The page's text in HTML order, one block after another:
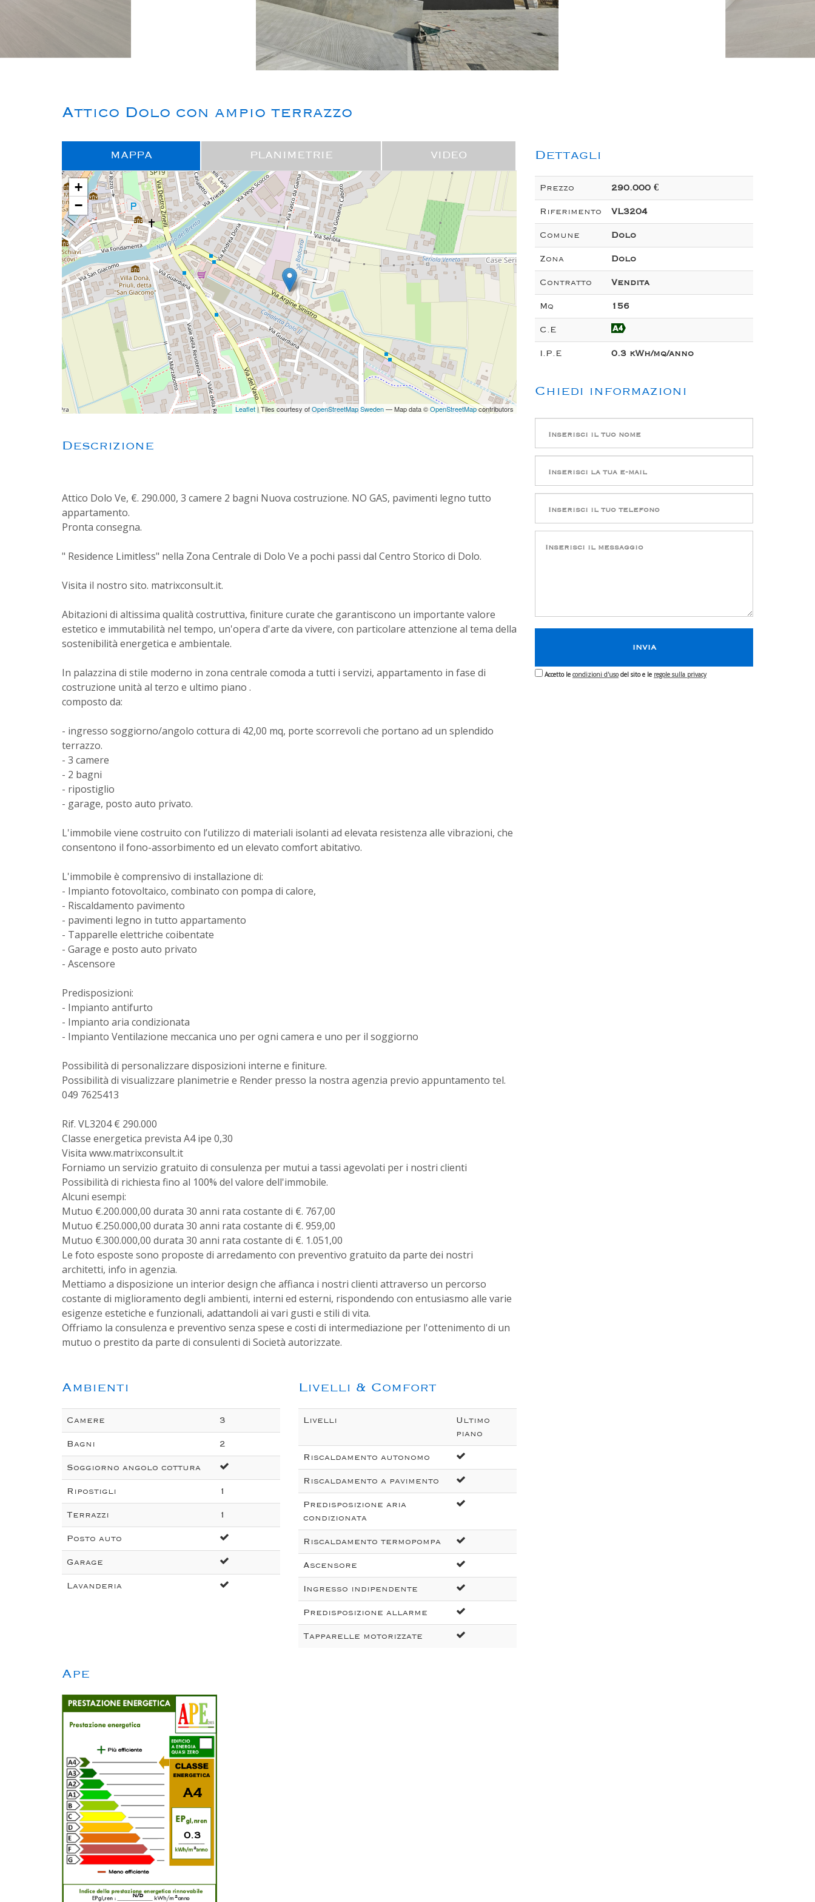
Attico Dolo con ampio terrazzo
MAPPA PLANIMETRIE VIDEO
+
−
Leaflet| Tiles courtesy ofOpenStreetMap Sweden— Map data ©OpenStreetMapcontributors
Descrizione
Attico Dolo Ve, €. 290.000, 3 camere 2 bagni Nuova costruzione. NO GAS, pavimenti legno tutto
appartamento.
Pronta consegna.
" Residence Limitless" nella Zona Centrale di Dolo Ve a pochi passi dal Centro Storico di Dolo.
Visita il nostro sito. matrixconsult.it.
Abitazioni di altissima qualità costruttiva, finiture curate che garantiscono un importante valore
estetico e immutabilità nel tempo, un'opera d'arte da vivere, con particolare attenzione al tema della
sostenibilità energetica e ambientale.
In palazzina di stile moderno in zona centrale comoda a tutti i servizi, appartamento in fase di
costruzione unità al terzo e ultimo piano .
composto da:
- ingresso soggiorno/angolo cottura di 42,00 mq, porte scorrevoli che portano ad un splendido
terrazzo.
- 3 camere
- 2 bagni
- ripostiglio
- garage, posto auto privato.
L'immobile viene costruito con l’utilizzo di materiali isolanti ad elevata resistenza alle vibrazioni, che
consentono il fono-assorbimento ed un elevato comfort abitativo.
L'immobile è comprensivo di installazione di:
- Impianto fotovoltaico, combinato con pompa di calore,
- Riscaldamento pavimento
- pavimenti legno in tutto appartamento
- Tapparelle elettriche coibentate
- Garage e posto auto privato
- Ascensore
Predisposizioni:
- Impianto antifurto
- Impianto aria condizionata
- Impianto Ventilazione meccanica uno per ogni camera e uno per il soggiorno
Possibilità di personalizzare disposizioni interne e finiture.
Possibilità di visualizzare planimetrie e Render presso la nostra agenzia previo appuntamento tel.
049 7625413
Rif. VL3204 € 290.000
Classe energetica prevista A4 ipe 0,30
Visita www.matrixconsult.it
Forniamo un servizio gratuito di consulenza per mutui a tassi agevolati per i nostri clienti
Possibilità di richiesta fino al 100% del valore dell'immobile.
Alcuni esempi:
Mutuo €.200.000,00 durata 30 anni rata costante di €. 767,00
Mutuo €.250.000,00 durata 30 anni rata costante di €. 959,00
Mutuo €.300.000,00 durata 30 anni rata costante di €. 1.051,00
Le foto esposte sono proposte di arredamento con preventivo gratuito da parte dei nostri
architetti, info in agenzia.
Mettiamo a disposizione un interior design che affianca i nostri clienti attraverso un percorso
costante di miglioramento degli ambienti, interni ed esterni, rispondendo con entusiasmo alle varie
esigenze estetiche e funzionali, adattandoli ai vari gusti e stili di vita.
Offriamo la consulenza e preventivo senza spese e costi di intermediazione per l'ottenimento di un
mutuo o prestito da parte di consulenti di Società autorizzate.
Ambienti
Camere 3
Bagni 2
Soggiorno angolo cottura
Ripostigli 1
Terrazzi 1
Posto auto
Garage
Lavanderia
Livelli & Comfort
Livelli Ultimo
piano
Riscaldamento autonomo
Riscaldamento a pavimento
Predisposizione aria
condizionata
Riscaldamento termopompa
Ascensore
Ingresso indipendente
Predisposizione allarme
Tapparelle motorizzate
Ape
2
2
A4
0.3
n/d
Dettagli
Prezzo 290.000 €
Riferimento VL3204
Comune Dolo
Zona Dolo
Contratto Vendita
Mq 156
C.E
I.P.E 0.3 kWh/mq/anno
Chiedi informazioni
Accetto le condizioni d'usodel sito e le regole sulla privacy